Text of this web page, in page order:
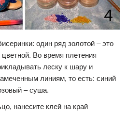
один ряд золотой – это
цветной. Во время плетения
леску к шару и
линиям, то есть: синий
– суша.
нанесите клей на край